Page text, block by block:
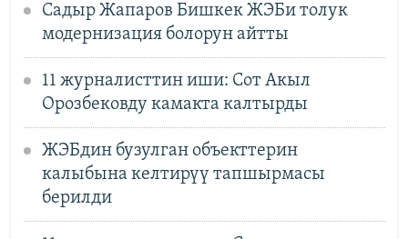
Садыр Жапаров Бишкек ЖЭБи толук
модернизация болорун айтты
11 журналисттин иши: Сот Акыл
Орозбековду камакта калтырды
ЖЭБдин бузулган объекттерин
калыбына келтирүү тапшырмасы
берилди